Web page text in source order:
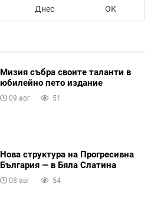
Днес OK
Мизия събра своите таланти в
юбилейно пето издание
09 авг 51
Нова структура на Прогресивна
България — в Бяла Слатина
08 авг 54